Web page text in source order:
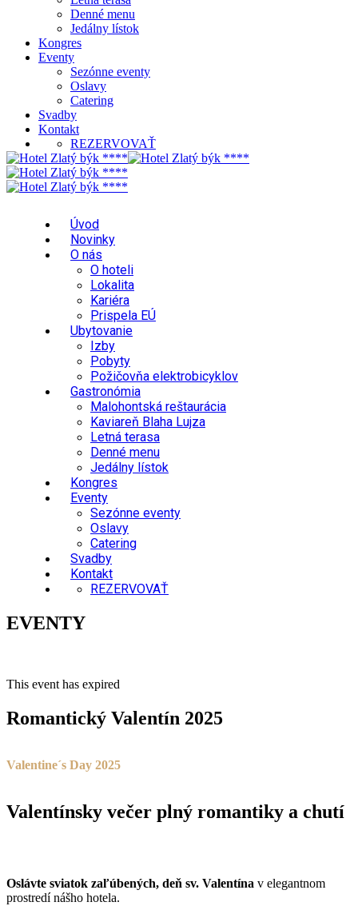
Denné menu
Jedálny lístok
Kongres
Eventy
Sezónne eventy
Oslavy
Catering
Svadby
Kontakt
REZERVOVAŤ
Úvod
Novinky
O nás
O hoteli
Lokalita
Kariéra
Prispela EÚ
Ubytovanie
Izby
Pobyty
Požičovňa elektrobicyklov
Gastronómia
Malohontská reštaurácia
Kaviareň Blaha Lujza
Letná terasa
Denné menu
Jedálny lístok
Kongres
Eventy
Sezónne eventy
Oslavy
Catering
Svadby
Kontakt
REZERVOVAŤ
EVENTY
This event has expired
Romantický Valentín 2025
Valentínsky večer plný romantiky a chutí
Valentine´s Day 2025
Oslávte sviatok zaľúbených, deň sv. Valentína v elegantnom
prostredí nášho hotela.